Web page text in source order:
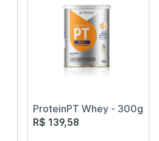
ProteinPT Whey - 300g
R$ 139,58